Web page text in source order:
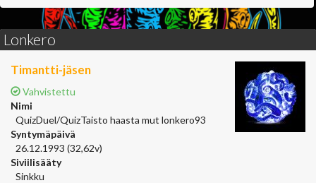
Lonkero
Timantti-jäsen
Vahvistettu
Nimi
QuizDuel/QuizTaisto haasta mut lonkero93
Syntymäpäivä
26.12.1993 (32,62v)
Siviilisääty
Sinkku